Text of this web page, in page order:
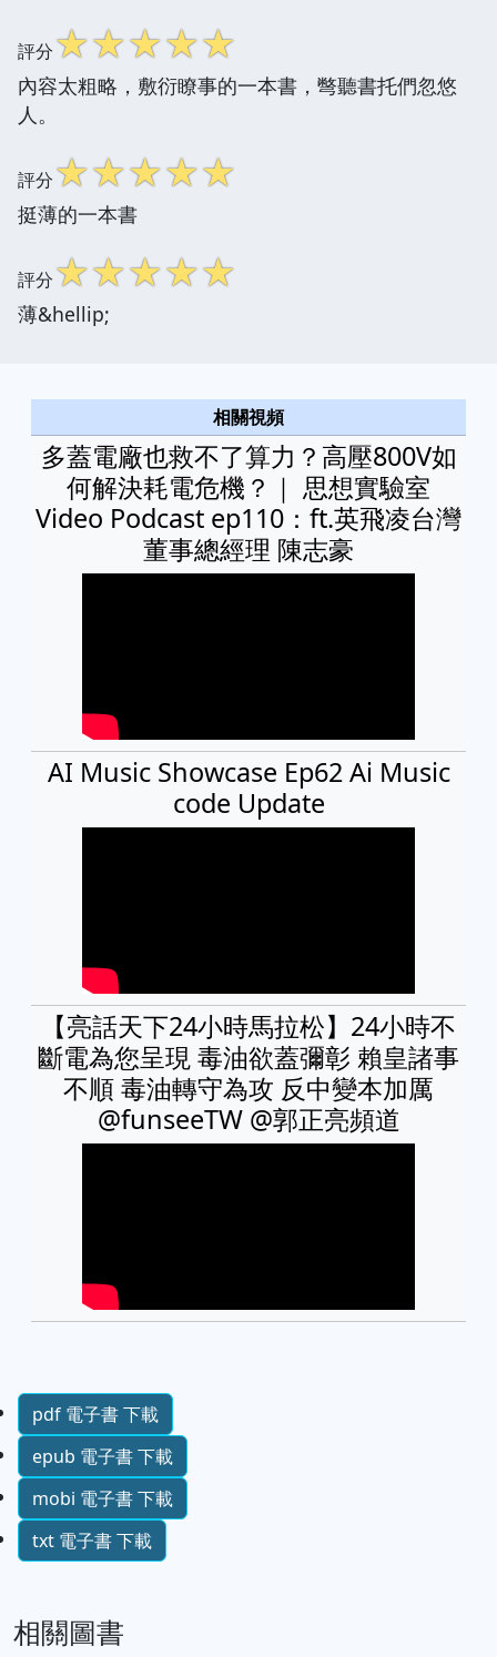
評分☆☆☆☆☆
內容太粗略，敷衍瞭事的一本書，彆聽書托們忽悠
人。
評分☆☆☆☆☆
挺薄的一本書
評分☆☆☆☆☆
薄&hellip;
相關視頻
多蓋電廠也救不了算力？高壓800V如
何解決耗電危機？｜ 思想實驗室
Video Podcast ep110：ft.英飛凌台灣
董事總經理 陳志豪
AI Music Showcase Ep62 Ai Music
code Update
【亮話天下24小時馬拉松】24小時不
斷電為您呈現 毒油欲蓋彌彰 賴皇諸事
不順 毒油轉守為攻 反中變本加厲
@funseeTW @郭正亮頻道
pdf 電子書 下載
epub 電子書 下載
mobi 電子書 下載
txt 電子書 下載
相關圖書